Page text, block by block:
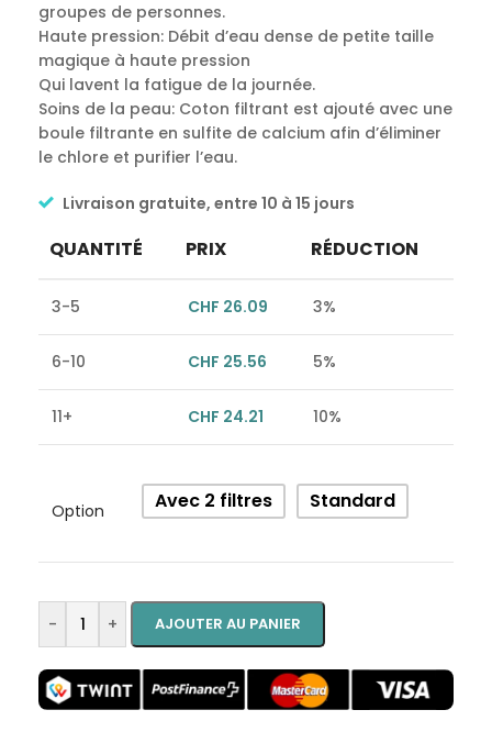
groupes de personnes.
Haute pression: Débit d’eau dense de petite taille
magique à haute pression
Qui lavent la fatigue de la journée.
Soins de la peau: Coton filtrant est ajouté avec une
boule filtrante en sulfite de calcium afin d’éliminer
le chlore et purifier l’eau.
Livraison gratuite, entre 10 à 15 jours
QUANTITÉ PRIX RÉDUCTION
3-5 CHF 26.09 3%
6-10 CHF 25.56 5%
11+ CHF 24.21 10%
Option Avec 2 filtres Standard
- + AJOUTER AU PANIER